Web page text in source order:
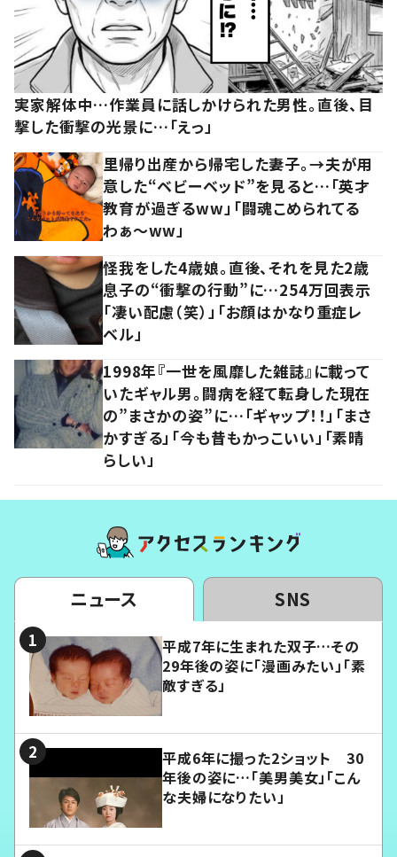
実家解体中…作業員に話しかけられた男性。直後、目
撃した衝撃の光景に…「えっ」
里帰り出産から帰宅した妻子。→夫が用
意した“ベビーベッド”を見ると…「英才
教育が過ぎるww」「闘魂こめられてる
わぁ～ww」
怪我をした4歳娘。直後、それを見た2歳
息子の“衝撃の行動”に…254万回表示
「凄い配慮（笑）」「お顔はかなり重症レ
ベル」
1998年『一世を風靡した雑誌』に載って
いたギャル男。闘病を経て転身した現在
の”まさかの姿”に…「ギャップ！！」「まさ
かすぎる」「今も昔もかっこいい」「素晴
らしい」
ニュース SNS
平成7年に生まれた双子…その
29年後の姿に「漫画みたい」「素
敵すぎる」
平成6年に撮った2ショット 30
年後の姿に…「美男美女」「こん
な夫婦になりたい」